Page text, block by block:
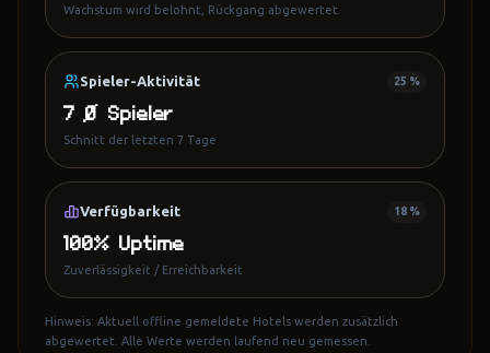
Wachstum wird belohnt, Rückgang abgewertet
Spieler-Aktivität 25 %
7 Ø Spieler
Schnitt der letzten 7 Tage
Verfügbarkeit 18 %
100% Uptime
Zuverlässigkeit / Erreichbarkeit
Hinweis: Aktuell offline gemeldete Hotels werden zusätzlich
abgewertet. Alle Werte werden laufend neu gemessen.